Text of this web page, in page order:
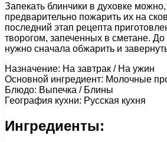
Запекать блинчики в духовке можно,
предварительно пожарить их на
последний этап рецепта
творогом, запеченных в сметане. До
нужно сначала обжарить и
Назначение: На завтрак / На ужин
Основной ингредиент: Молочные
Блюдо: Выпечка / Блины
География кухни: Русская кухня
Ингредиенты: